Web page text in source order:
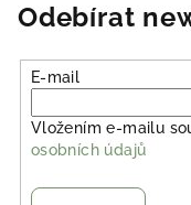
Odebírat
E-mail
Vložením e-mailu
osobních údajů